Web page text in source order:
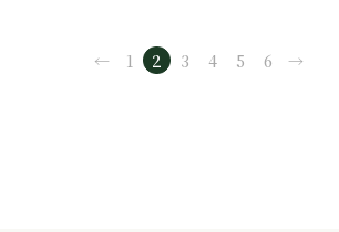
← 1 2 3 4 5 6 →